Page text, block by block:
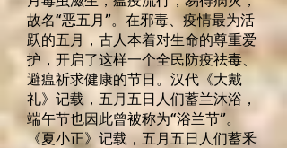
故名“恶五月”。在邪毒、疫情最为活
跃的五月，古人本着对生命的尊重爱
护，开启了这样一个全民防疫祛毒、
避瘟祈求健康的节日。汉代《大戴
礼》记载，五月五日人们蓄兰沐浴，
端午节也因此曾被称为“浴兰节”。
《夏小正》记载，五月五日人们蓄釆